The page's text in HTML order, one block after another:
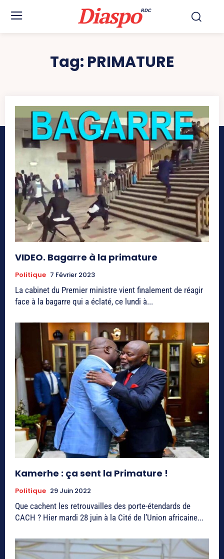
DiaspoRDC
Tag: PRIMATURE
VIDEO. Bagarre à la primature
Politique 7 Février 2023
La cabinet du Premier ministre vient finalement de réagir
face à la bagarre qui a éclaté, ce lundi à...
Kamerhe : ça sent la Primature !
Politique 29 Juin 2022
Que cachent les retrouvailles des porte-étendards de
CACH ? Hier mardi 28 juin à la Cité de l’Union africaine...